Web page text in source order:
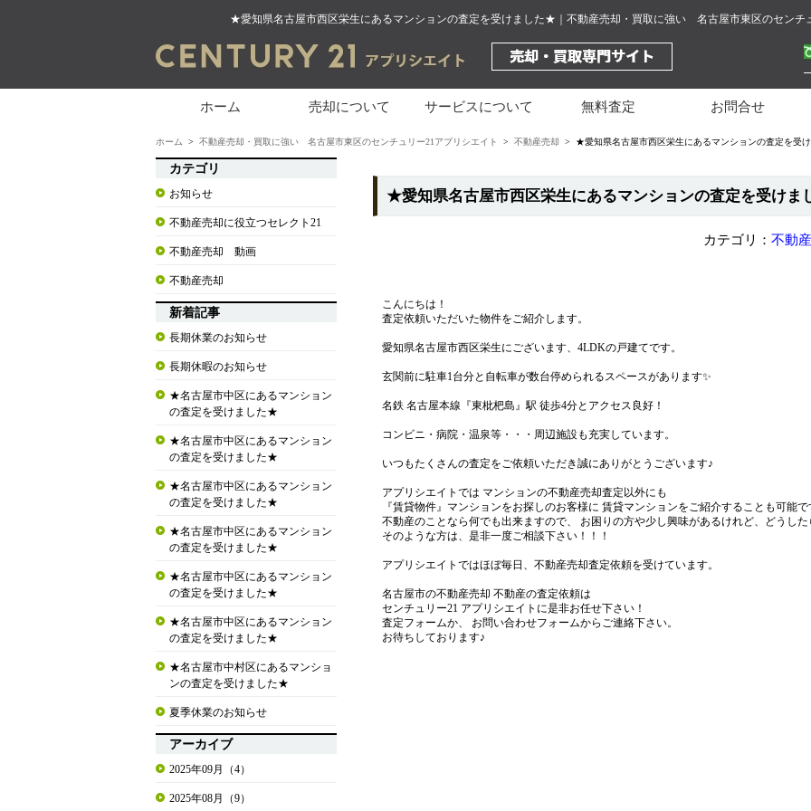
★愛知県名古屋市西区栄生にあるマンションの査定を受けました★｜不動産売却・買取に強い 名古屋市東区のセンチ
ホーム 売却について サービスについて 無料査定 お問合せ
ホーム > 不動産売却・買取に強い 名古屋市東区のセンチュリー21アプリシエイト > 不動産売却 > ★愛知県名古屋市西区栄生にあるマンションの査定を受
★愛知県名古屋市西区栄生にあるマンションの査定を受け
カテゴリ： 不動
こんにちは！
査定依頼いただいた物件をご紹介します。
愛知県名古屋市西区栄生にございます、4LDKの戸建てです。
玄関前に駐車1台分と自転車が数台停められるスペースがあります✨
名鉄 名古屋本線『東枇杷島』駅 徒歩4分とアクセス良好！
コンビニ・病院・温泉等・・・周辺施設も充実しています。
いつもたくさんの査定をご依頼いただき誠にありがとうございます♪
アプリシエイトでは マンションの不動産売却査定以外にも
『賃貸物件』マンションをお探しのお客様に 賃貸マンションをご紹介することも可能
不動産のことなら何でも出来ますので、 お困りの方や少し興味があるけれど、どうし
そのような方は、是非一度ご相談下さい！！！
アプリシエイトではほぼ毎日、不動産売却査定依頼を受けています。
名古屋市の不動産売却 不動産の査定依頼は
センチュリー21 アプリシエイトに是非お任せ下さい！
査定フォームか、 お問い合わせフォームからご連絡下さい。
お待ちしております♪
カテゴリ
お知らせ
不動産売却に役立つセレクト21
不動産売却 動画
不動産売却
新着記事
長期休業のお知らせ
長期休暇のお知らせ
★名古屋市中区にあるマンション
の査定を受けました★
★名古屋市中区にあるマンション
の査定を受けました★
★名古屋市中区にあるマンション
の査定を受けました★
★名古屋市中区にあるマンション
の査定を受けました★
★名古屋市中区にあるマンション
の査定を受けました★
★名古屋市中区にあるマンション
の査定を受けました★
★名古屋市中村区にあるマンショ
ンの査定を受けました★
夏季休業のお知らせ
アーカイブ
2025年09月（4）
2025年08月（9）